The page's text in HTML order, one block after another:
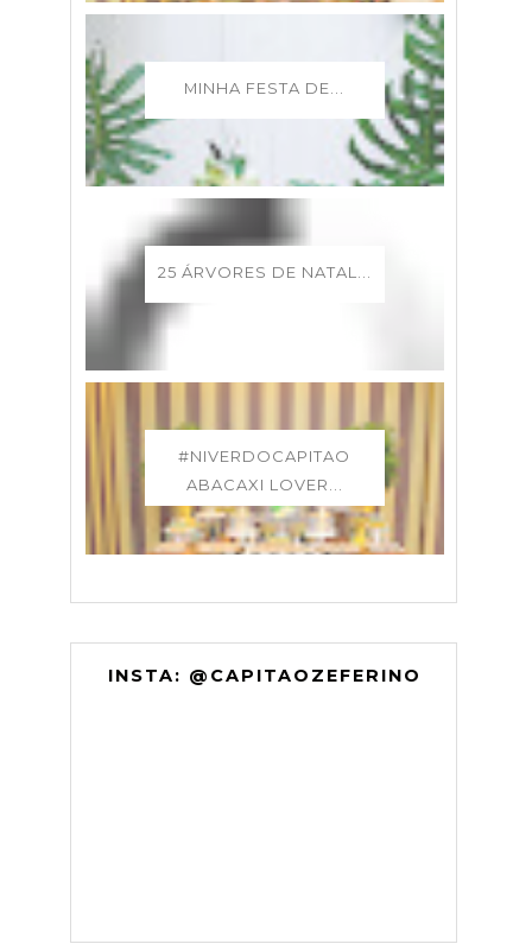
MINHA FESTA DE...
25 ÁRVORES DE NATAL...
#NIVERDOCAPITAO
ABACAXI LOVER...
INSTA: @CAPITAOZEFERINO